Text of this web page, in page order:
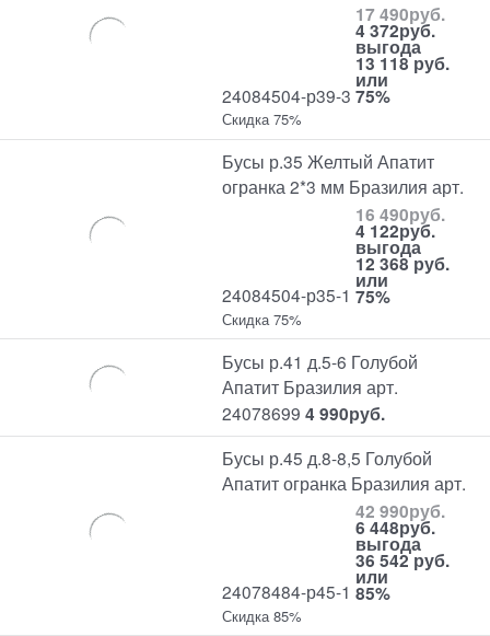
24084504-р39-3
17 490руб.
4 372руб.
выгода
13 118 руб.
или
75%
Скидка 75%
Бусы р.35 Желтый Апатит
огранка 2*3 мм Бразилия арт.
24084504-р35-1
16 490руб.
4 122руб.
выгода
12 368 руб.
или
75%
Скидка 75%
Бусы р.41 д.5-6 Голубой
Апатит Бразилия арт.
24078699 4 990руб.
Бусы р.45 д.8-8,5 Голубой
Апатит огранка Бразилия арт.
24078484-р45-1
42 990руб.
6 448руб.
выгода
36 542 руб.
или
85%
Скидка 85%